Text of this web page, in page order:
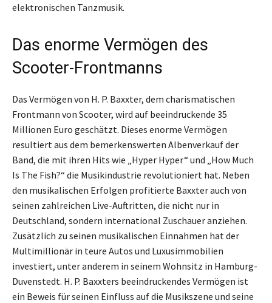
elektronischen Tanzmusik.
Das enorme Vermögen des
Scooter-Frontmanns
Das Vermögen von H. P. Baxxter, dem charismatischen
Frontmann von Scooter, wird auf beeindruckende 35
Millionen Euro geschätzt. Dieses enorme Vermögen
resultiert aus dem bemerkenswerten Albenverkauf der
Band, die mit ihren Hits wie „Hyper Hyper“ und „How Much
Is The Fish?“ die Musikindustrie revolutioniert hat. Neben
den musikalischen Erfolgen profitierte Baxxter auch von
seinen zahlreichen Live-Auftritten, die nicht nur in
Deutschland, sondern international Zuschauer anziehen.
Zusätzlich zu seinen musikalischen Einnahmen hat der
Multimillionär in teure Autos und Luxusimmobilien
investiert, unter anderem in seinem Wohnsitz in Hamburg-
Duvenstedt. H. P. Baxxters beeindruckendes Vermögen ist
ein Beweis für seinen Einfluss auf die Musikszene und seine